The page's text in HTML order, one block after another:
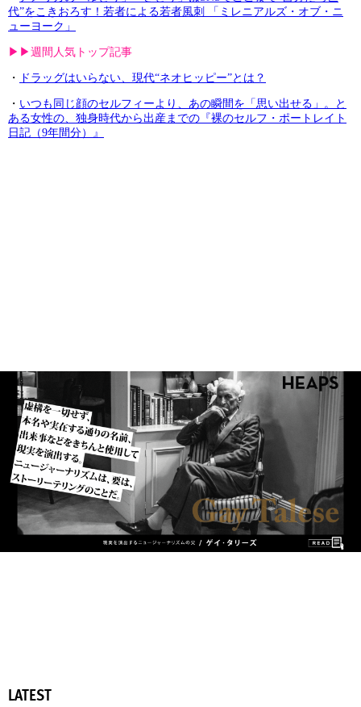
代”をこきおろす！若者による若者風刺 「ミレニアルズ・オブ・ニ
ューヨーク」
▶︎▶︎週間人気トップ記事
・ ドラッグはいらない、現代“ネオヒッピー”とは？
・ いつも同じ顔のセルフィーより、あの瞬間を「思い出せる」。と
ある女性の、独身時代から出産までの『裸のセルフ・ポートレイト
日記（9年間分）』
LATEST